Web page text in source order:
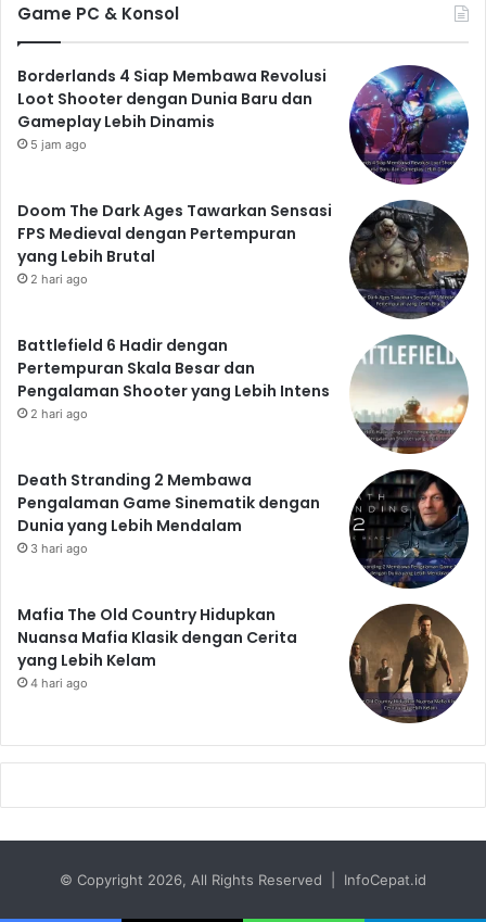
Game PC & Konsol
Borderlands 4 Siap Membawa Revolusi
Loot Shooter dengan Dunia Baru dan
Gameplay Lebih Dinamis
5 jam ago
Doom The Dark Ages Tawarkan Sensasi
FPS Medieval dengan Pertempuran
yang Lebih Brutal
2 hari ago
Battlefield 6 Hadir dengan
Pertempuran Skala Besar dan
Pengalaman Shooter yang Lebih Intens
2 hari ago
Death Stranding 2 Membawa
Pengalaman Game Sinematik dengan
Dunia yang Lebih Mendalam
3 hari ago
Mafia The Old Country Hidupkan
Nuansa Mafia Klasik dengan Cerita
yang Lebih Kelam
4 hari ago
© Copyright 2026, All Rights Reserved | InfoCepat.id